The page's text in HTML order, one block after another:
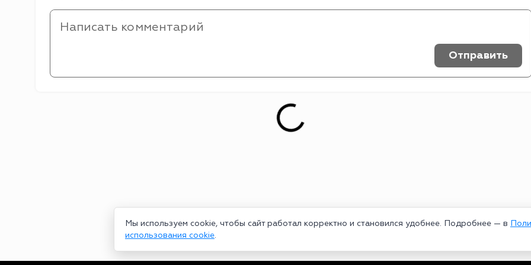
Мы используем cookie, чтобы сайт работал корректно и становился удобнее. Подробнее — в
использования cookie.
Отправить